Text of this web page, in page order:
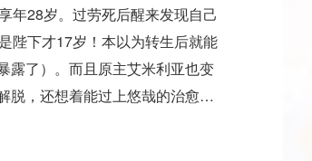
年28岁。过劳死后醒来发现自己
陛下才17岁！本以为转生后就能
露了）。而且原主艾米利亚也变
脱，还想着能过上悠哉的治愈生